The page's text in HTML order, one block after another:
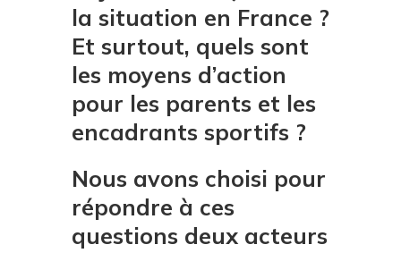
la situation en France ?
Et surtout, quels sont
les moyens d’action
pour les parents et les
encadrants sportifs ?
Nous avons choisi pour
répondre à ces
questions deux acteurs